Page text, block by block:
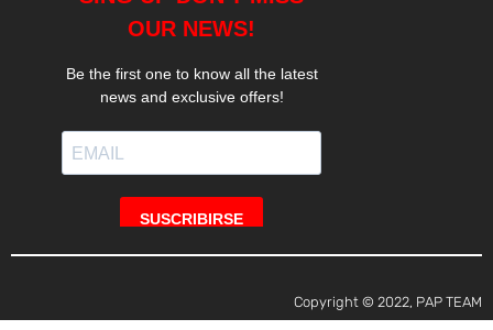
Copyright © 2022, PAP TEAM